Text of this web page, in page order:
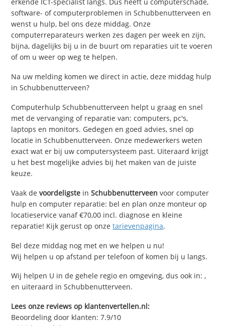
erkende ICT-specialist langs. Dus heeft u computerschade,
software- of computerproblemen in Schubbenutterveen en
wenst u hulp, bel ons deze middag. Onze
computerreparateurs werken zes dagen per week en zijn,
bijna, dagelijks bij u in de buurt om reparaties uit te voeren
of om u weer op weg te helpen.
Na uw melding komen we direct in actie, deze middag hulp
in Schubbenutterveen?
Computerhulp Schubbenutterveen helpt u graag en snel
met de vervanging of reparatie van: computers, pc's,
laptops en monitors. Gedegen en goed advies, snel op
locatie in Schubbenutterveen. Onze medewerkers weten
exact wat er bij uw computersysteem past. Uiteraard krijgt
u het best mogelijke advies bij het maken van de juiste
keuze.
Vaak devoordeligste inSchubbenutterveen voor computer
hulp en computer reparatie: bel en plan onze monteur op
locatieservice vanaf €70,00 incl. diagnose en kleine
reparatie! Kijk gerust op onzetarievenpagina.
Bel deze middag nog met en we helpen u nu!
Wij helpen u op afstand per telefoon of komen bij u langs.
Wij helpen U in de gehele regio en omgeving, dus ook in: ,
en uiteraard in Schubbenutterveen.
Lees onze reviews op klantenvertellen.nl:
Beoordeling door klanten:7.9/10